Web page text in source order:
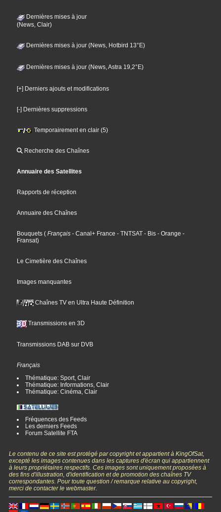
Dernières mises à jour
(News, Clair)
Dernières mises à jour (News, Hotbird 13°E)
Dernières mises à jour (News, Astra 19,2°E)
[+] Derniers ajouts et modifications
[-] Dernières suppressions
Temporairement en clair (5)
Recherche des Chaînes
Annuaire des Satellites
Rapports de réception
Annuaire des Chaînes
Bouquets ( Français - Canal+ France - TNTSAT - Bis - Orange -
Fransat)
Le Cimetière des Chaînes
Images manquantes
Chaînes TV en Ultra Haute Définition
Transmissions en 3D
Transmissions DAB sur DVB
Français
Thématique: Sport, Clair
Thématique: Informations, Clair
Thématique: Cinéma, Clair
Fréquences des Feeds
Les derniers Feeds
Forum Satellite FTA
Le contenu de ce site est protégé par copyright et appartient à KingOfSat,
excepté les images contenues dans les captures d'écran qui appartiennent
à leurs propriétaires respectifs. Ces images sont uniquement proposées à
des fins d'illustration, d'identification et de promotion des chaînes TV
correspondantes. Pour toute question / remarque relative au copyright,
merci de contacter le webmaster.